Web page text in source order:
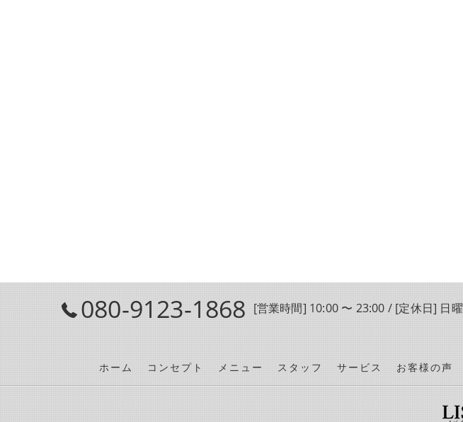
080-9123-1868 [営業時間] 10:00 〜 23:00 / [定休日] 日曜
ホーム コンセプト メニュー スタッフ サービス お客様の声